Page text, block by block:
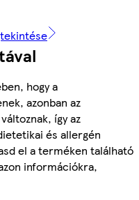
hogy a
azonban az
így az
és allergén
el a terméken található
információkra,